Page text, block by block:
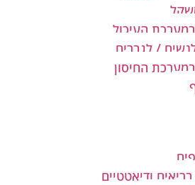
העיכול
/ לגברים
החיסון
ודיאטטיים